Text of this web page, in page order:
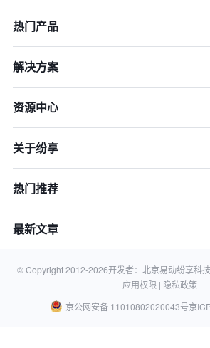
力排名与剖析
RM？
系新纪元
热门产品
解决方案
资源中心
关于纷享
热门推荐
最新文章
© Copyright 2012-2026开发者：北京易动纷享科
应用权限 | 隐私政策
京公网安备 11010802020043号京